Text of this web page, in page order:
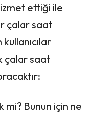
ettiği ile
çalar saat
çalar saat
mi? Bunun için ne